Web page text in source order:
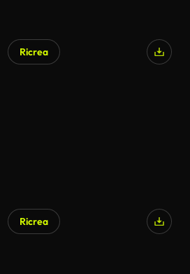
Ricrea
Ricrea